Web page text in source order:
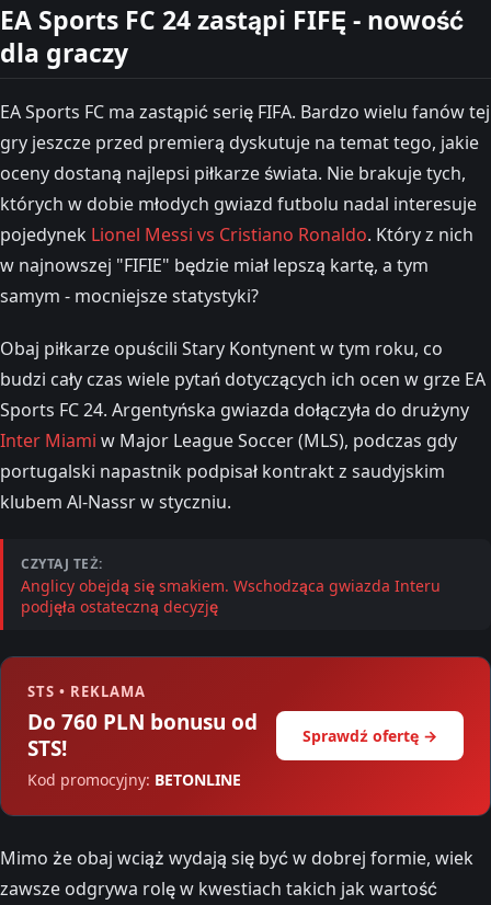
EA Sports FC 24 zastąpi FIFĘ - nowość
dla graczy
EA Sports FC ma zastąpić serię FIFA. Bardzo wielu fanów tej
gry jeszcze przed premierą dyskutuje na temat tego, jakie
oceny dostaną najlepsi piłkarze świata. Nie brakuje tych,
których w dobie młodych gwiazd futbolu nadal interesuje
pojedynek Lionel Messi vs Cristiano Ronaldo. Który z nich
w najnowszej "FIFIE" będzie miał lepszą kartę, a tym
samym - mocniejsze statystyki?
Obaj piłkarze opuścili Stary Kontynent w tym roku, co
budzi cały czas wiele pytań dotyczących ich ocen w grze EA
Sports FC 24. Argentyńska gwiazda dołączyła do drużyny
Inter Miami w Major League Soccer (MLS), podczas gdy
portugalski napastnik podpisał kontrakt z saudyjskim
klubem Al-Nassr w styczniu.
CZYTAJ TEŻ:
Anglicy obejdą się smakiem. Wschodząca gwiazda Interu
podjęła ostateczną decyzję
STS • REKLAMA
Do 760 PLN bonusu od
STS!
Kod promocyjny: BETONLINE
Sprawdź ofertę →
Mimo że obaj wciąż wydają się być w dobrej formie, wiek
zawsze odgrywa rolę w kwestiach takich jak wartość